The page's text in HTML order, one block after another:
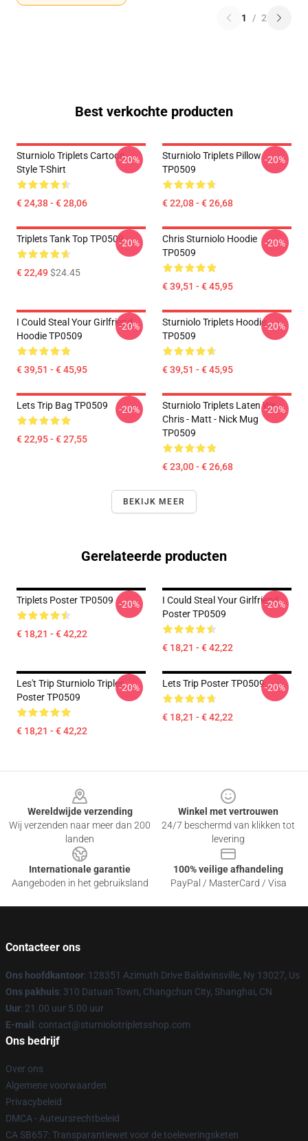
1 / 2
Best verkochte producten
Sturniolo Triplets Cartoon
Style T-Shirt
€ 24,38 - € 28,06
-20%
Sturniolo Triplets Pillow
TP0509
€ 22,08 - € 26,68
-20%
Triplets Tank Top TP0509
€ 22,49$24.45
-20%
Chris Sturniolo Hoodie
TP0509
€ 39,51 - € 45,95
-20%
I Could Steal Your Girlfriend
Hoodie TP0509
€ 39,51 - € 45,95
-20%
Sturniolo Triplets Hoodie
TP0509
€ 39,51 - € 45,95
-20%
Lets Trip Bag TP0509
€ 22,95 - € 27,55
-20%
Sturniolo Triplets Laten We...
Chris - Matt - Nick Mug
TP0509
€ 23,00 - € 26,68
-20%
BEKIJK MEER
Gerelateerde producten
Triplets Poster TP0509
€ 18,21 - € 42,22
-20%
I Could Steal Your Girlfriend
Poster TP0509
€ 18,21 - € 42,22
-20%
Les't Trip Sturniolo Triples
Poster TP0509
€ 18,21 - € 42,22
-20% Lets Trip Poster TP0509
€ 18,21 - € 42,22
-20%
Wereldwijde verzending
Wij verzenden naar meer dan 200
landen
Winkel met vertrouwen
24/7 beschermd van klikken tot
levering
Internationale garantie
Aangeboden in het gebruiksland
100% veilige afhandeling
PayPal / MasterCard / Visa
Contacteer ons
Ons hoofdkantoor: 128351 Azimuth Drive Baldwinsville, Ny 13027, Us
Ons pakhuis: 310 Datuan Town, Changchun City, Shanghai, CN
Uur: 21.00 uur 5.00 uur
E-mail : contact@sturniolotripletsshop.com
Ons bedrijf
Over ons
Algemene voorwaarden
Privacybeleid
DMCA - Auteursrechtbeleid
CA SB657: Transparantiewet voor de toeleveringsketen